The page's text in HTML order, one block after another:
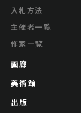
入札方法
主催者一覧
作家一覧
画廊
美術館
出版